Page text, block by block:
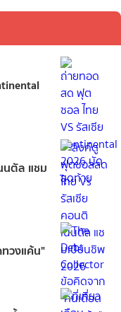
นตัล แชม
วงแค้น"